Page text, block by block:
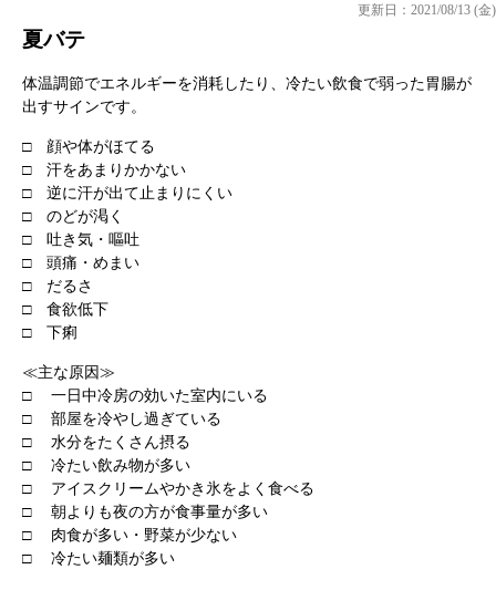
更新日：2021/08/13 (金)
夏バテ
体温調節でエネルギーを消耗したり、冷たい飲食で弱った胃腸が
出すサインです。
□ 顔や体がほてる
□ 汗をあまりかかない
□ 逆に汗が出て止まりにくい
□ のどが渇く
□ 吐き気・嘔吐
□ 頭痛・めまい
□ だるさ
□ 食欲低下
□ 下痢
≪主な原因≫
□ 一日中冷房の効いた室内にいる
□ 部屋を冷やし過ぎている
□ 水分をたくさん摂る
□ 冷たい飲み物が多い
□ アイスクリームやかき氷をよく食べる
□ 朝よりも夜の方が食事量が多い
□ 肉食が多い・野菜が少ない
□ 冷たい麺類が多い